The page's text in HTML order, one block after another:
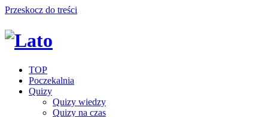
Przeskocz do treści
TOP
Poczekalnia
Quizy
Quizy wiedzy
Quizy na czas